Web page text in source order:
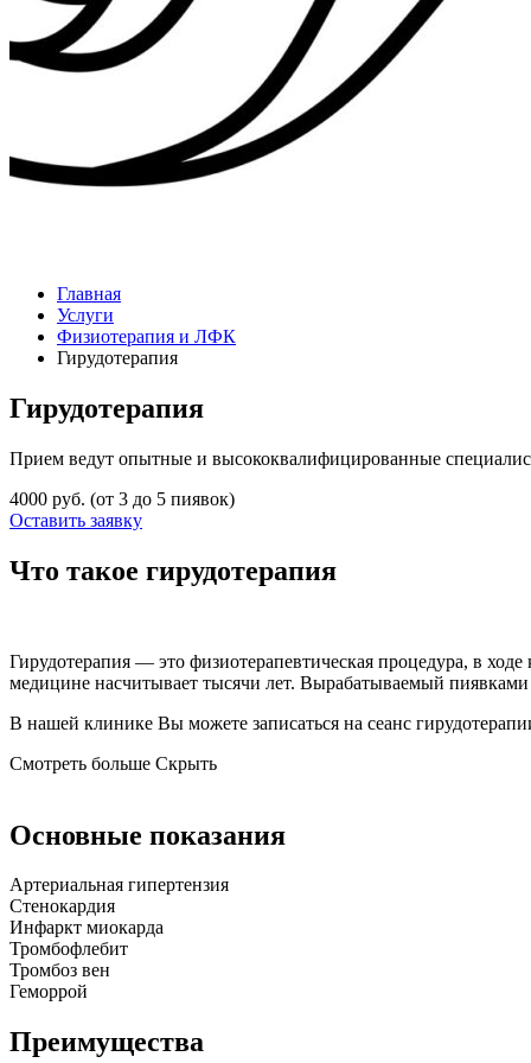
Главная
Услуги
Физиотерапия и ЛФК
Гирудотерапия
Гирудотерапия
Прием ведут опытные и высококвалифицированные
4000 руб. (от 3 до 5 пиявок)
Оставить заявку
Что такое гирудотерапия
Гирудотерапия — это физиотерапевтическая процедура, в
медицине насчитывает тысячи лет. Вырабатываемый пиявками
В нашей клинике Вы можете записаться на сеанс
Смотреть больше Скрыть
Основные показания
Артериальная гипертензия
Стенокардия
Инфаркт миокарда
Тромбофлебит
Тромбоз вен
Геморрой
Преимущества